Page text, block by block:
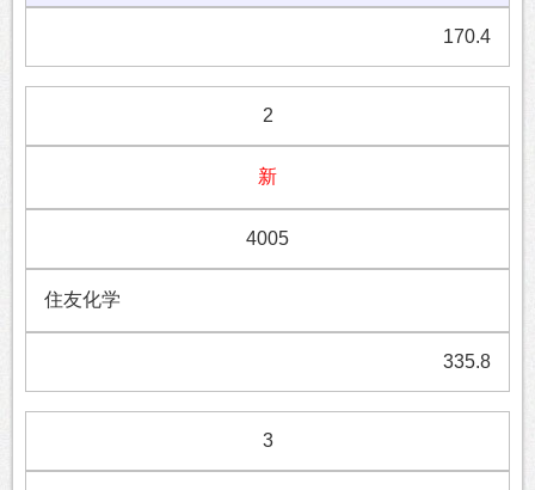
170.4
2
新
4005
住友化学
335.8
3